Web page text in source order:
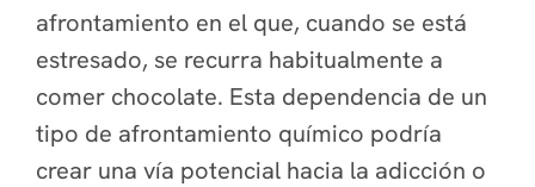
afrontamiento en el que, cuando se está
estresado, se recurra habitualmente a
comer chocolate. Esta dependencia de un
tipo de afrontamiento químico podría
crear una vía potencial hacia la adicción o